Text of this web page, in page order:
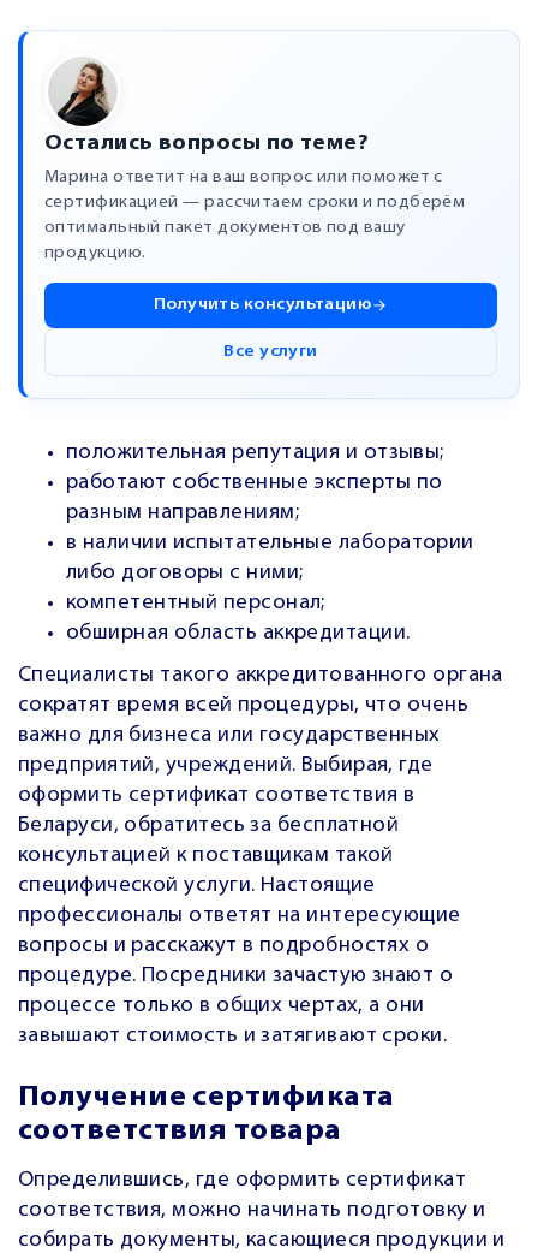
Остались вопросы по теме?
Марина ответит на ваш вопрос или поможет с
сертификацией — рассчитаем сроки и подберём
оптимальный пакет документов под вашу
продукцию.
Получить консультацию
Все услуги
положительная репутация и отзывы;
работают собственные эксперты по
разным направлениям;
в наличии испытательные лаборатории
либо договоры с ними;
компетентный персонал;
обширная область аккредитации.
Специалисты такого аккредитованного органа
сократят время всей процедуры, что очень
важно для бизнеса или государственных
предприятий, учреждений. Выбирая, где
оформить сертификат соответствия в
Беларуси, обратитесь за бесплатной
консультацией к поставщикам такой
специфической услуги. Настоящие
профессионалы ответят на интересующие
вопросы и расскажут в подробностях о
процедуре. Посредники зачастую знают о
процессе только в общих чертах, а они
завышают стоимость и затягивают сроки.
Получение сертификата
соответствия товара
Определившись, где оформить сертификат
соответствия, можно начинать подготовку и
собирать документы, касающиеся продукции и